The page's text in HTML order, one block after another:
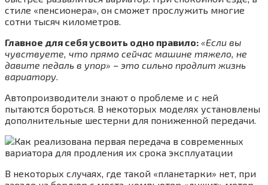
стиле «пенсионера», он сможет прослужить многие
сотни тысяч километров.
Главное для себя усвоить одно правило: «Если вы
чувствуете, что прямо сейчас машине тяжело, не
давите педаль в упор» – это сильно продлит жизнь
вариатору.
Автопроизводители знают о проблеме и с ней
пытаются бороться. В некоторых моделях установлены
дополнительные шестерни для пониженной передачи.
В некоторых случаях, где такой «планетарки» нет, при